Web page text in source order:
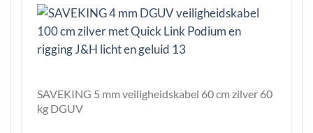
SAVEKING 5 mm veiligheidskabel 60 cm zilver 60
kg DGUV